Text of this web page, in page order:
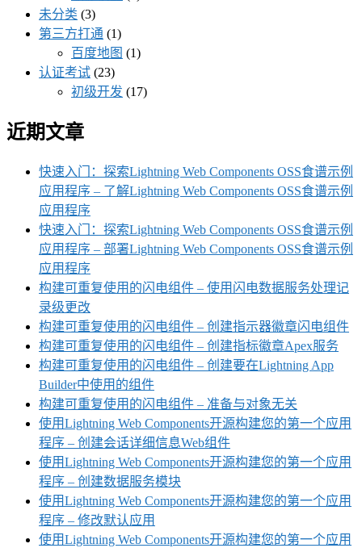
未分类 (3)
第三方打通 (1)
百度地图 (1)
认证考试 (23)
初级开发 (17)
近期文章
快速入门：探索Lightning Web Components OSS食谱示例
应用程序 – 了解Lightning Web Components OSS食谱示例
应用程序
快速入门：探索Lightning Web Components OSS食谱示例
应用程序 – 部署Lightning Web Components OSS食谱示例
应用程序
构建可重复使用的闪电组件 – 使用闪电数据服务处理记
录级更改
构建可重复使用的闪电组件 – 创建指示器徽章闪电组件
构建可重复使用的闪电组件 – 创建指标徽章Apex服务
构建可重复使用的闪电组件 – 创建要在Lightning App
Builder中使用的组件
构建可重复使用的闪电组件 – 准备与对象无关
使用Lightning Web Components开源构建您的第一个应用
程序 – 创建会话详细信息Web组件
使用Lightning Web Components开源构建您的第一个应用
程序 – 创建数据服务模块
使用Lightning Web Components开源构建您的第一个应用
程序 – 修改默认应用
使用Lightning Web Components开源构建您的第一个应用